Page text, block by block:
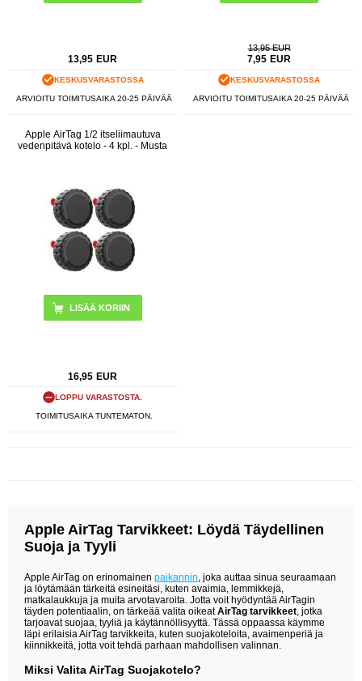
13,95 EUR
KESKUSVARASTOSSA
ARVIOITU TOIMITUSAIKA 20-25 PÄIVÄÄ
13,95 EUR
7,95 EUR
KESKUSVARASTOSSA
ARVIOITU TOIMITUSAIKA 20-25 PÄIVÄÄ
Apple AirTag 1/2 itseliimautuva
vedenpitävä kotelo - 4 kpl. - Musta
16,95 EUR
LOPPU VARASTOSTA.
TOIMITUSAIKA TUNTEMATON.
Apple AirTag Tarvikkeet: Löydä Täydellinen
Suoja ja Tyyli
Apple AirTag on erinomainen paikannin , joka auttaa sinua seuraamaan
ja löytämään tärkeitä esineitäsi, kuten avaimia, lemmikkejä,
matkalaukkuja ja muita arvotavaroita. Jotta voit hyödyntää AirTagin
täyden potentiaalin, on tärkeää valita oikeatAirTag tarvikkeet , jotka
tarjoavat suojaa, tyyliä ja käytännöllisyyttä. Tässä oppaassa käymme
läpi erilaisia AirTag tarvikkeita, kuten suojakoteloita, avaimenperiä ja
kiinnikkeitä, jotta voit tehdä parhaan mahdollisen valinnan.
Miksi Valita AirTag Suojakotelo?